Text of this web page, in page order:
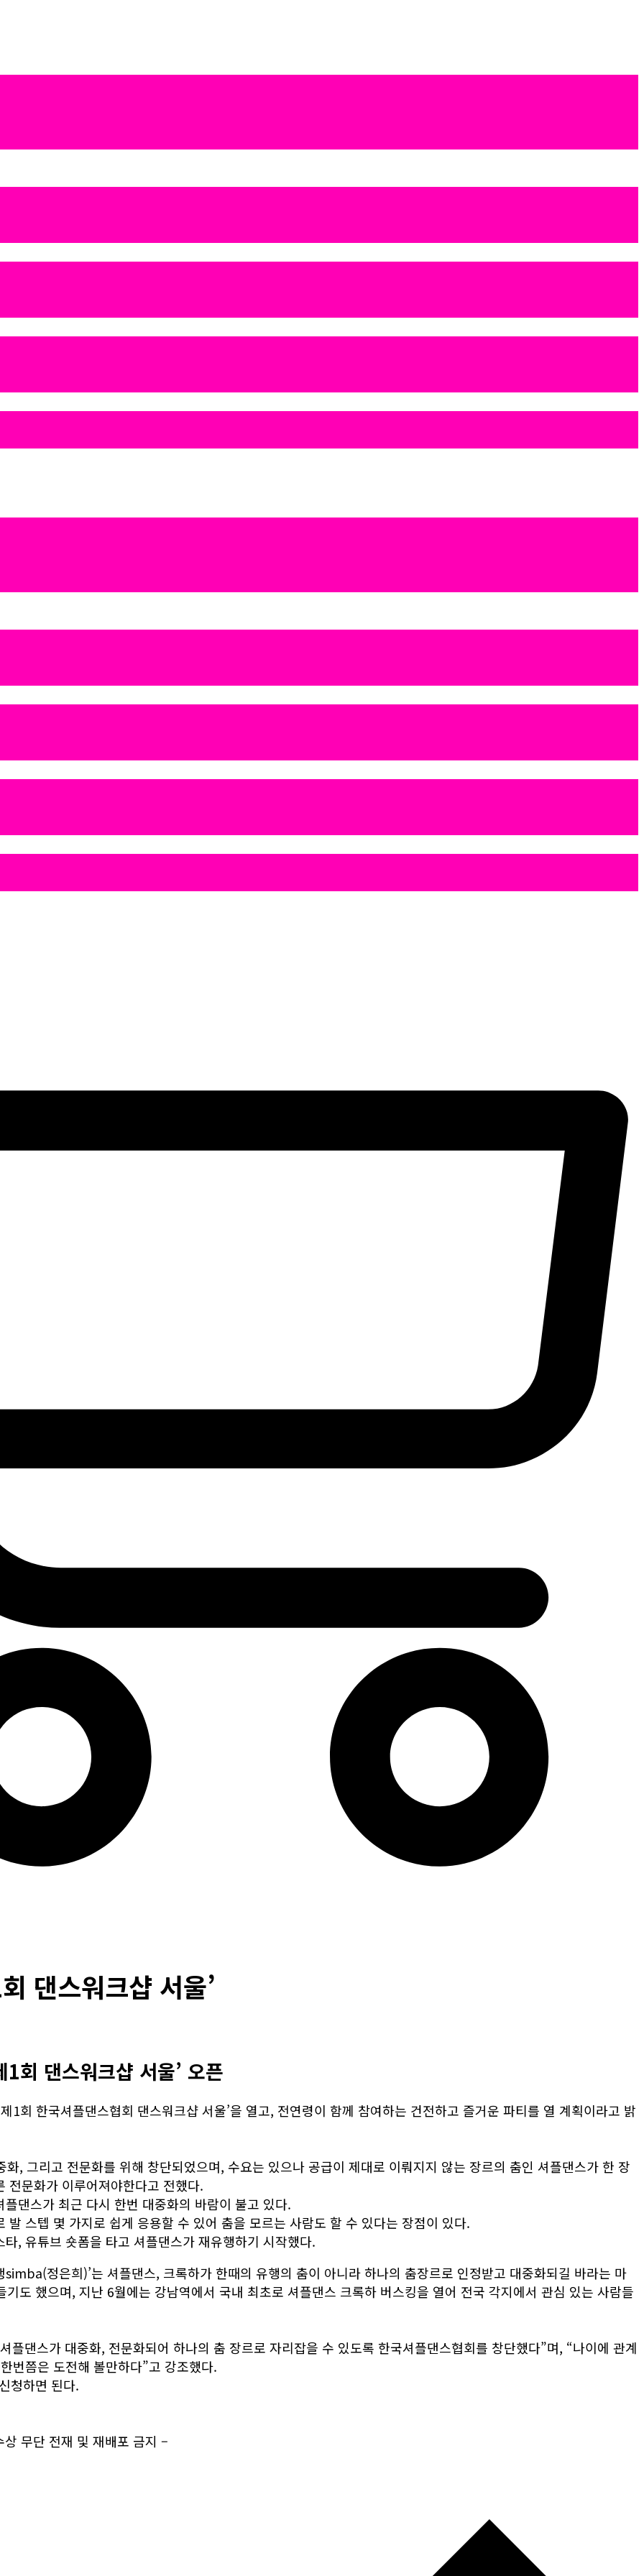
댄스워크샵 서울’
회 댄스워크샵 서울’ 오픈
1회 한국셔플댄스협회 댄스워크샵 서울’을 열고, 전연령이 함께 참여하는 건전하고 즐거운 파티를 열 계획이라고 밝
, 그리고 전문화를 위해 창단되었으며, 수요는 있으나 공급이 제대로 이뤄지지 않는 장르의 춤인 셔플댄스가 한 장
전문화가 이루어져야한다고 전했다.
댄스가 최근 다시 한번 대중화의 바람이 불고 있다.
스텝 몇 가지로 쉽게 응용할 수 있어 춤을 모르는 사람도 할 수 있다는 장점이 있다.
, 유튜브 숏폼을 타고 셔플댄스가 재유행하기 시작했다.
정은희)’는 셔플댄스, 크록하가 한때의 유행의 춤이 아니라 하나의 춤장르로 인정받고 대중화되길 바라는 마
도 했으며, 지난 6월에는 강남역에서 국내 최초로 셔플댄스 크록하 버스킹을 열어 전국 각지에서 관심 있는 사람들
플댄스가 대중화, 전문화되어 하나의 춤 장르로 자리잡을 수 있도록 한국셔플댄스협회를 창단했다”며, “나이에 관계
번쯤은 도전해 볼만하다”고 강조했다.
청하면 된다.
무단 전재 및 재배포 금지 –